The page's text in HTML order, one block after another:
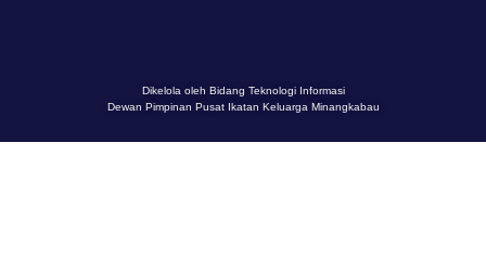
Dikelola oleh Bidang Teknologi Informasi
Dewan Pimpinan Pusat Ikatan Keluarga Minangkabau